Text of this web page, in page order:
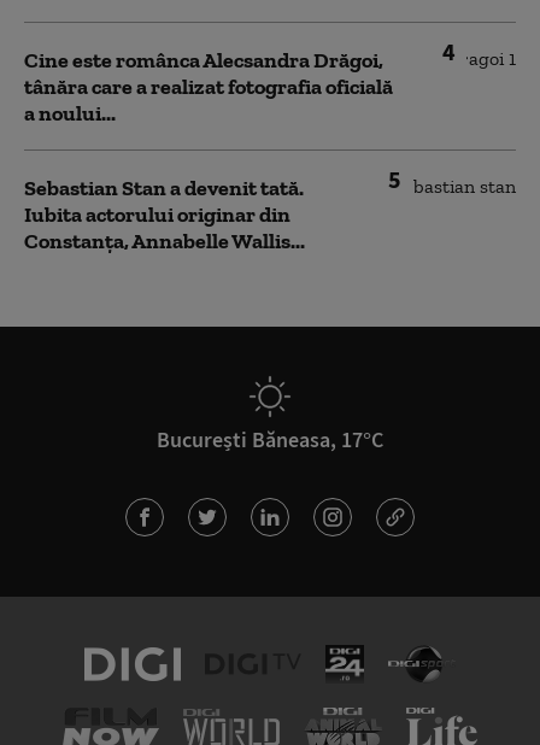
4
Cine este românca Alecsandra Drăgoi,
tânăra care a realizat fotografia oficială
a noului...
5
Sebastian Stan a devenit tată.
Iubita actorului originar din
Constanța, Annabelle Wallis...
București Băneasa, 17°C